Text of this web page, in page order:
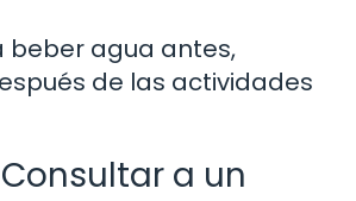
beber agua antes,
de las actividades
a un